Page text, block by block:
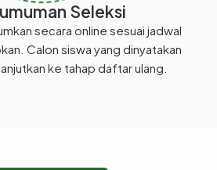
Seleksi
secara online sesuai jadwal
Calon siswa yang dinyatakan
ke tahap daftar ulang.